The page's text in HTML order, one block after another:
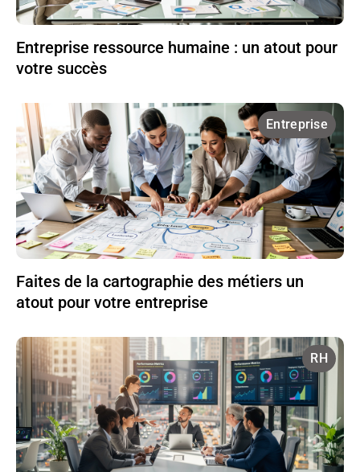
Entreprise ressource humaine : un atout pour
votre succès
Entreprise
Faites de la cartographie des métiers un
atout pour votre entreprise
RH